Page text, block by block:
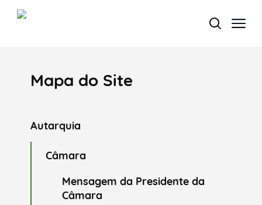
Termo de Pesquisa
Categorias gerais
Mapa do Site
Autarquia
Câmara
Mensagem da Presidente da
Câmara